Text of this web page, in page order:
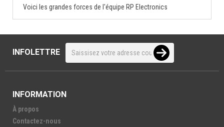
Voici les grandes forces de l'équipe RP Electronics
INFOLETTRE
INFORMATION
À propos
Contactez-nous